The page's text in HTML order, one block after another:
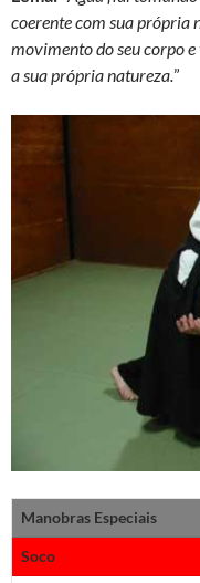
coerente com sua própria
movimento do seu corpo
a sua própria natureza.”
Manobras Especiais
Soco